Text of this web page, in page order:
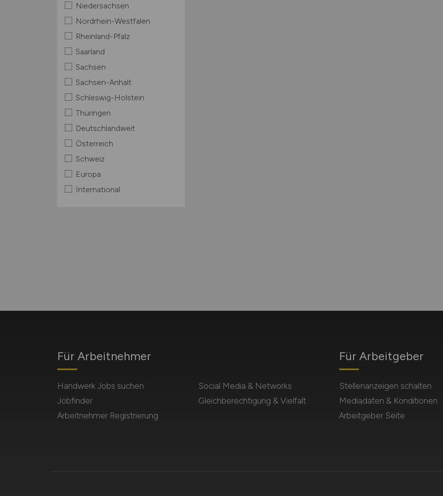
Niedersachsen
Nordrhein-Westfalen
Rheinland-Pfalz
Saarland
Sachsen
Sachsen-Anhalt
Schleswig-Holstein
Thüringen
Deutschlandweit
Österreich
Schweiz
Europa
International
Für Arbeitnehmer
Handwerk Jobs suchen
Jobfinder
Arbeitnehmer Registrierung
Social Media & Networks
Gleichberechtigung & Vielfalt
Für Arbeitgeber
Stellenanzeigen schalten
Mediadaten & Konditionen
Arbeitgeber Seite